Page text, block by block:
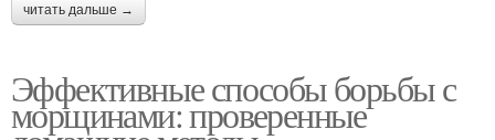
читать дальше →
Эффективные способы борьбы с
морщинами: проверенные